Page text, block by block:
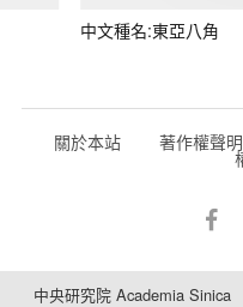
中文種名:東亞八角
關於本站 著作權聲明
中央研究院 Academia Sinica